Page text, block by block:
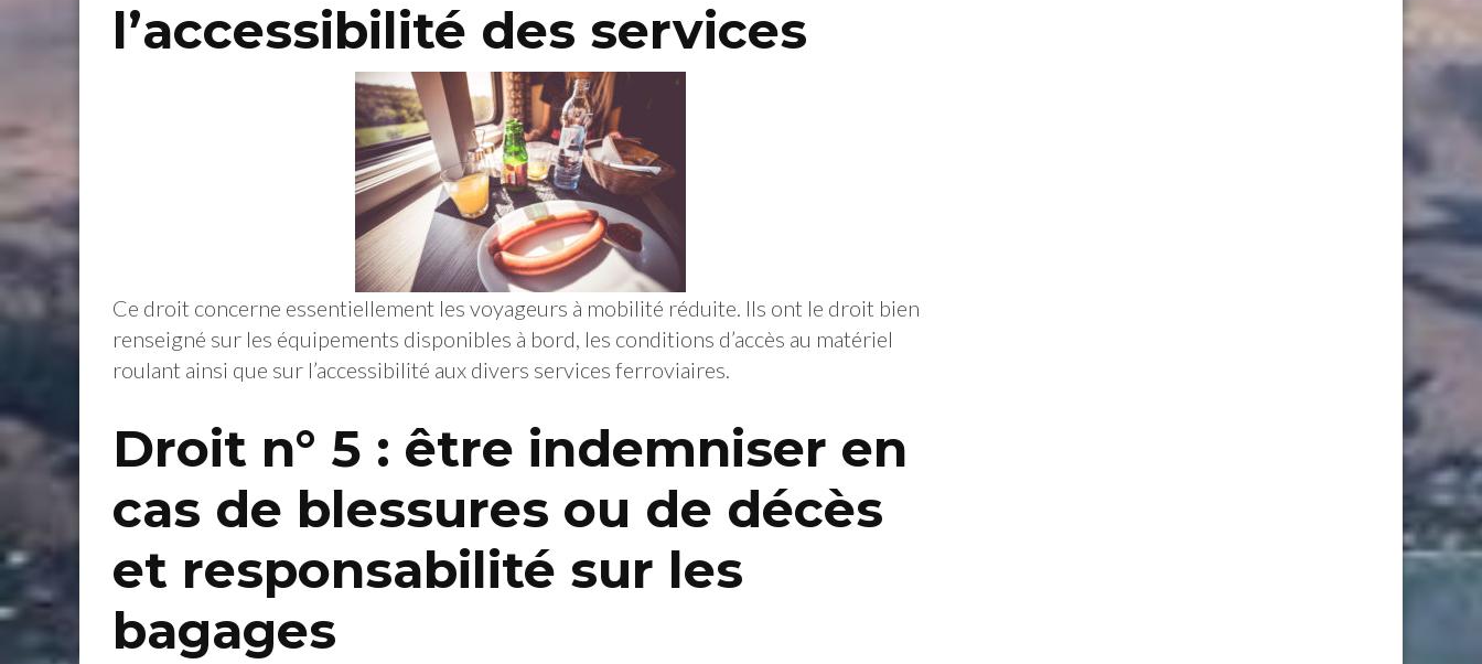
l’accessibilité des services
Ce droit concerne essentiellement les voyageurs à mobilité réduite. Ils ont le droit bien
renseigné sur les équipements disponibles à bord, les conditions d’accès au matériel
roulant ainsi que sur l’accessibilité aux divers services ferroviaires.
Droit n° 5 : être indemniser en
cas de blessures ou de décès
et responsabilité sur les
bagages